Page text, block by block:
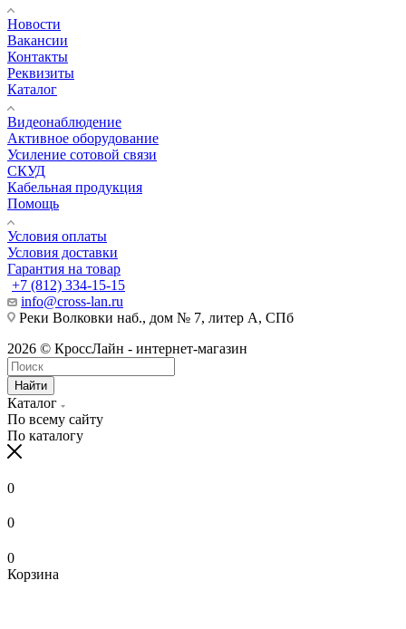
Новости
Вакансии
Контакты
Реквизиты
Каталог
Видеонаблюдение
Активное оборудование
Усиление сотовой связи
СКУД
Кабельная продукция
Помощь
Условия оплаты
Условия доставки
Гарантия на товар
+7 (812) 334-15-15
info@cross-lan.ru
Реки Волковки наб., дом № 7, литер А, СПб
2026 © КроссЛайн - интернет-магазин
Найти
Каталог
По всему сайту
По каталогу
0
0
0
Корзина